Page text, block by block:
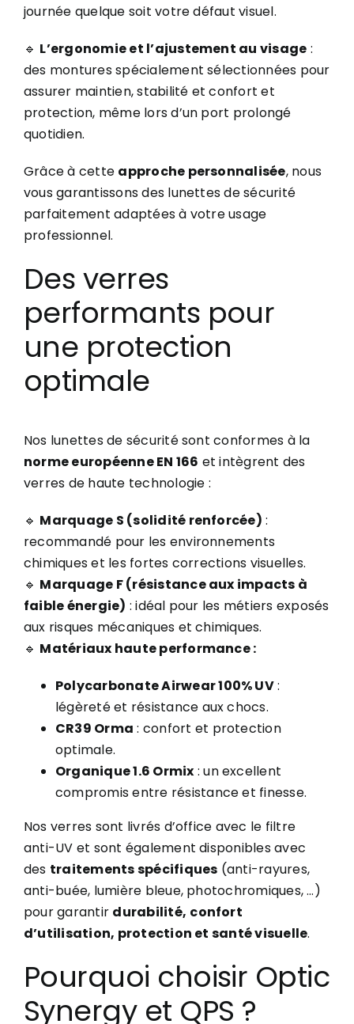
journée quelque soit votre défaut visuel.
🔹 L’ergonomie et l’ajustement au visage :
des montures spécialement sélectionnées pour
assurer maintien, stabilité et confort et
protection, même lors d’un port prolongé
quotidien.
Grâce à cette approche personnalisée, nous
vous garantissons des lunettes de sécurité
parfaitement adaptées à votre usage
professionnel.
Des verres
performants pour
une protection
optimale
Nos lunettes de sécurité sont conformes à la
norme européenne EN 166 et intègrent des
verres de haute technologie :
🔹 Marquage S (solidité renforcée) :
recommandé pour les environnements
chimiques et les fortes corrections visuelles.
🔹 Marquage F (résistance aux impacts à
faible énergie) : idéal pour les métiers exposés
aux risques mécaniques et chimiques.
🔹 Matériaux haute performance :
Polycarbonate Airwear 100% UV:
légèreté et résistance aux chocs.
CR39 Orma : confort et protection
optimale.
Organique 1.6 Ormix : un excellent
compromis entre résistance et finesse.
Nos verres sont livrés d’office avec le filtre
anti-UV et sont également disponibles avec
des traitements spécifiques (anti-rayures,
anti-buée, lumière bleue, photochromiques, …)
pour garantir durabilité, confort
d’utilisation, protection et santé visuelle.
Pourquoi choisir Optic
Synergy et QPS ?